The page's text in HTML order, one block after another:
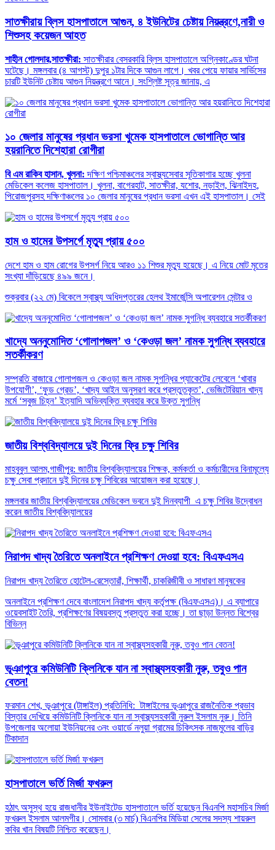
সাতক্ষীরায় ব্লিস হাসপাতালে আগুন, ৪ ইউনিটের চেষ্টায় নিয়ন্ত্রণে,নারী ও
শিশুসহ কয়েজন আহত
শাহীন গোলদার,সাতক্ষীরা: সাতক্ষীরার বেসরকারি ব্লিস হাসপাতালে অগ্নিকাণ্ডের ঘটনা
ঘটেছে। মঙ্গলবার (৪ আগস্ট) দুপুর ১টার দিকে আগুন লাগে। খবর পেয়ে ফায়ার সার্ভিসের
চারটি ইউনিট চেষ্টায় আগুন নিয়ন্ত্রণে আনে। সংশ্লিষ্ট সূত্র জানায়, এ
১০ জেলার মানুষের প্রধান ভরসা খুমেক হাসপাতালে ভোগান্তি আর
হয়রানিতে দিশেহারা রোগীরা
বি এম রাকিব হাসান, খুলনা: দক্ষিণ পশ্চিমাঞ্চলের স্বাস্থ্যসেবার সূতিকাগার হচ্ছে খুলনা
মেডিকেল কলেজ হাসপাতাল। খুলনা, বাগেরহাট, সাতক্ষীরা, যশোর, নড়াইল, ঝিনাইদহ,
পিরোজপুরসহ দক্ষিণাঞ্চলের ১০ জেলার মানুষের প্রধান ভরসা এখন এই হাসপাতাল। সেই
হাম ও হামের উপসর্গে মৃত্যু প্রায় ৫০০
দেশে হাম ও হাম রোগের উপসর্গ নিয়ে আরও ১১ শিশুর মৃত্যু হয়েছে। এ নিয়ে মোট মৃতের
সংখ্যা দাঁড়িয়েছে ৪৯৯ জনে।
শুক্রবার (২২ মে) বিকেলে স্বাস্থ্য অধিদপ্তরের হেলথ ইমার্জেন্সি অপারেশন সেন্টার ও
খাদ্যে অননুমোদিত ‘গোলাপজল’ ও ‘কেওড়া জল’ নামক সুগন্ধি ব্যবহারে
সতর্কীকরণ
সম্প্রতি বাজারে গোলাপজল ও কেওড়া জল নামক সুগন্ধির প্যাকেটের লেবেলে ‘খাবার
উপযোগী’, ‘ফুড গ্রেড’, ‘খাদ্য আইন অনুসরণ করে প্রস্তুতকৃত’, ভেজিটেরিয়ান খাদ্য
মর্মে ‘সবুজ চিহ্ন’ ইত্যাদি অভিব্যক্তি ব্যবহার করে উক্ত সুগন্ধি
জাতীয় বিশ্ববিদ্যালয়ে দুই দিনের ফ্রি চক্ষু শিবির
মাহবুবুল আলম,গাজীপুর: জাতীয় বিশ্ববিদ্যালয়ের শিক্ষক, কর্মকর্তা ও কর্মচারীদের বিনামূল্যে
চক্ষু সেবা প্রদানে দুই দিনের চক্ষু শিবিরের আয়োজন করা হয়েছে।
মঙ্গলবার জাতীয় বিশ্ববিদ্যালয়ের মেডিকেল ভবনে দুই দিনব্যাপী এ চক্ষু শিবির উদ্বোধন
করেন জাতীয় বিশ্ববিদ্যালয়ের
নিরাপদ খাদ্য তৈরিতে অনলাইনে প্রশিক্ষণ দেওয়া হবে: বিএফএসএ
নিরাপদ খাদ্য তৈরিতে হোটেল-রেস্তোরাঁ, শিক্ষার্থী, চাকরিজীবী ও সাধারণ মানুষকের
অনলাইনে প্রশিক্ষণ দেবে বাংলাদেশ নিরাপদ খাদ্য কর্তৃপক্ষ (বিএফএসএ)। এ ব্যাপারে
ওয়েবসাইট তৈরি, প্রশিক্ষণের বিষয়বস্তু প্রস্তুত করা হচ্ছে। তা ছাড়া উন্নত বিশ্বের
বিভিন্ন
ভূঞাপুরে কমিউনিটি ক্লিনিকে যান না স্বাস্থ্যসহকারী নুরু, তবুও পান
বেতন!
ফরমান শেখ, ভূঞাপুরে (টাঙ্গাইল) প্রতিনিধি: টাঙ্গাইলের ভূঞাপুরে রাজনৈতিক প্রভাব
বিস্তার দেখিয়ে কমিউনিটি ক্লিনিকে যান না স্বাস্থ্যসহকারী নুরুল ইসলাম নুরু। তিনি
উপজেলার অলোয়া ইউনিয়নের ৩নং ওয়ার্ডে নলুয়া গ্রামের চিকিৎসক নাজমুলের বাড়ির
টিকাদান
হাসপাতালে ভর্তি মির্জা ফখরুল
হঠাৎ অসুস্থ হয়ে রাজধানীর ইউনাইটেড হাসপাতালে ভর্তি হয়েছেন বিএনপি মহাসচিব মির্জা
ফখরুল ইসলাম আলমগীর। সোমবার (৩ মার্চ) বিএনপির মিডিয়া সেলের সদস্য শায়রুল
কবির খান বিষয়টি নিশ্চিত করেছেন।